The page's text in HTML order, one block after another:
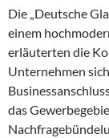
Die „Deutsche
einem
erläuterten die
Unternehmen
das